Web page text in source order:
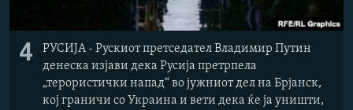
4
РУСИЈА - Рускиот претседател Владимир Путин
денеска изјави дека Русија претрпела
„терористички напад“ во јужниот дел на Брјанск,
кој граничи со Украина и вети дека ќе ја уништи,